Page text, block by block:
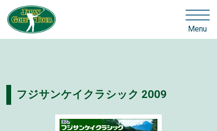
Menu
フジサンケイクラシック 2009